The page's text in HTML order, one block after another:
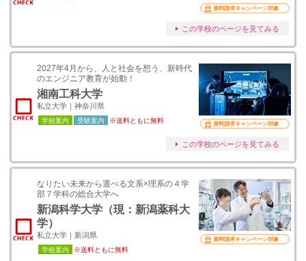
資料請求キャンペーン対象
この学校のページを見てみる
2027年4月から、人と社会を想う、新時代
のエンジニア教育が始動！
湘南工科大学
私立大学｜神奈川県
学校案内 受験案内 ※送料ともに無料 資料請求キャンペーン対象
この学校のページを見てみる
なりたい未来から選べる文系×理系の４学
部７学科の総合大学へ
新潟科学大学（現：新潟薬科大
学）
私立大学｜新潟県
学校案内 ※送料ともに無料
資料請求キャンペーン対象